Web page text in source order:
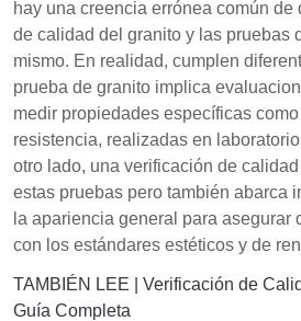
hay una creencia errónea común
de calidad del granito y las pruebas
mismo. En realidad, cumplen
prueba de granito implica
medir propiedades específicas
resistencia, realizadas en
otro lado, una verificación de
estas pruebas pero también abarca
la apariencia general para asegurar
con los estándares estéticos y de
TAMBIÉN LEE | Verificación de
Guía Completa